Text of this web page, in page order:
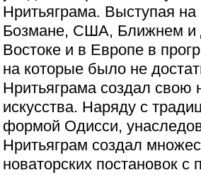
Нритьяграма. Выступая на
Бозмане, США, Ближнем и
Востоке и в Европе в
на которые было не
Нритьяграма создал свою
искусства. Наряду с
формой Одисси,
Нритьяграм создал
новаторских постановок